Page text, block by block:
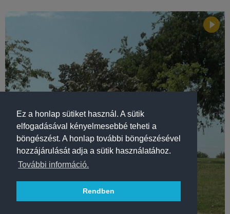
Ez a honlap sütiket használ. A sütik
elfogadásával kényelmesebbé teheti a
böngészést. A honlap további böngészésével
hozzájárulását adja a sütik használatához.
További információ.
Rendben